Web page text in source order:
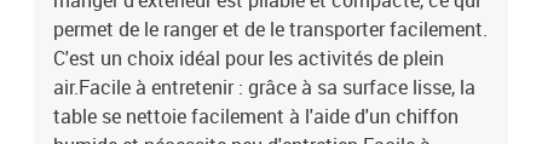
permet de le ranger et de le transporter facilement.
C'est un choix idéal pour les activités de plein
air.Facile à entretenir : grâce à sa surface lisse, la
table se nettoie facilement à l'aide d'un chiffon